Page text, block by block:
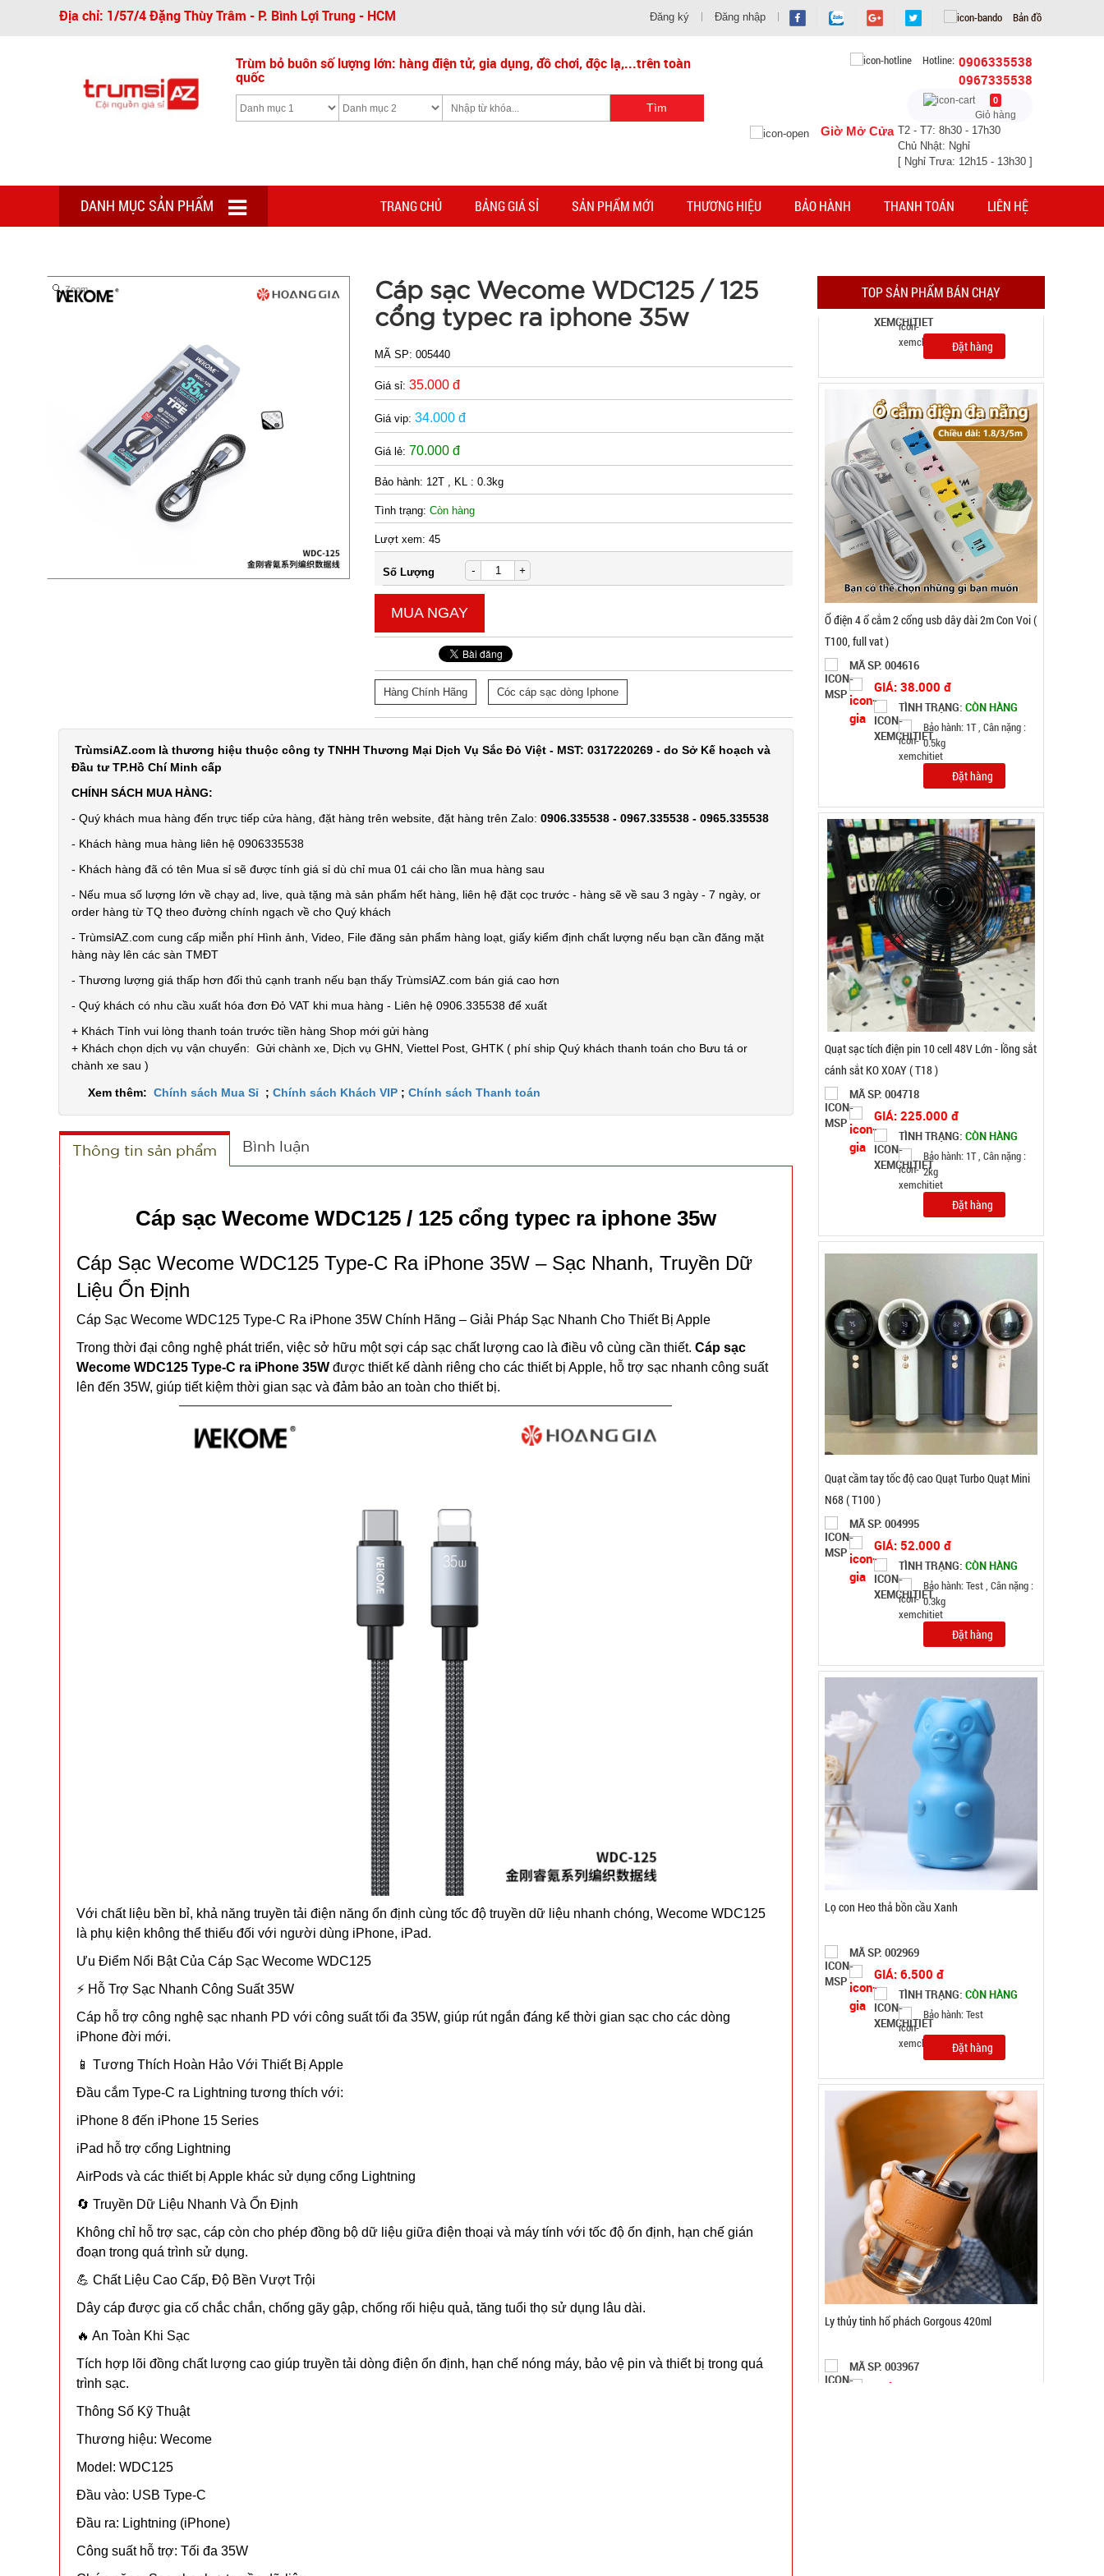
Địa chỉ: 1/57/4 Đặng Thùy Trâm - P. Bình Lợi Trung - HCM Bản đồ
Đăng ký Đăng nhập
Trùm bỏ buôn số lượng lớn: hàng điện tử, gia dụng, đồ chơi, độc lạ,...trên toàn
quốc
Hotline: 0906335538
0967335538
0
Giỏ hàng
Giờ Mở Cửa T2 - T7: 8h30 - 17h30
Chủ Nhật: Nghỉ
[ Nghỉ Trưa: 12h15 - 13h30 ]
DANH MỤC SẢN PHẨM TRANG CHỦ BẢNG GIÁ SỈ SẢN PHẨM MỚI THƯƠNG HIỆU BẢO HÀNH THANH TOÁN LIÊN HỆ
Zoom
Cáp sạc Wecome WDC125 / 125
cổng typec ra iphone 35w
MÃ SP:005440
Giá sỉ:35.000 đ
Giá vip:34.000 đ
Giá lẻ: 70.000 đ
Bảo hành: 12T , KL : 0.3kg
Tình trạng:Còn hàng
Lượt xem:45
Số Lượng - +
MUA NGAY
Hàng Chính Hãng Cóc cáp sạc dòng Iphone
TrùmsỉAZ.com là thương hiệu thuộc công ty TNHH Thương Mại Dịch Vụ Sắc Đỏ Việt - MST: 0317220269 - do Sở Kế hoạch và
Đầu tư TP.Hồ Chí Minh cấp
CHÍNH SÁCH MUA HÀNG:
- Quý khách mua hàng đến trực tiếp cửa hàng, đặt hàng trên website, đặt hàng trên Zalo: 0906.335538 - 0967.335538 - 0965.335538
- Khách hàng mua hàng liên hệ 0906335538
- Khách hàng đã có tên Mua sỉ sẽ được tính giá sỉ dù chỉ mua 01 cái cho lần mua hàng sau
- Nếu mua số lượng lớn về chạy ad, live, quà tặng mà sản phẩm hết hàng, liên hệ đặt cọc trước - hàng sẽ về sau 3 ngày - 7 ngày, or
order hàng từ TQ theo đường chính ngạch về cho Quý khách
- TrùmsỉAZ.com cung cấp miễn phí Hình ảnh, Video, File đăng sản phẩm hàng loạt, giấy kiểm định chất lượng nếu bạn cần đăng mặt
hàng này lên các sàn TMĐT
- Thương lượng giá thấp hơn đối thủ cạnh tranh nếu bạn thấy TrùmsỉAZ.com bán giá cao hơn
- Quý khách có nhu cầu xuất hóa đơn Đỏ VAT khi mua hàng - Liên hệ 0906.335538 để xuất
+ Khách Tỉnh vui lòng thanh toán trước tiền hàng Shop mới gửi hàng
+ Khách chọn dịch vụ vận chuyển: Gửi chành xe, Dịch vụ GHN, Viettel Post, GHTK ( phí ship Quý khách thanh toán cho Bưu tá or
chành xe sau )
Xem thêm: Chính sách Mua Sỉ ; Chính sách Khách VIP ; Chính sách Thanh toán
Thông tin sản phẩm Bình luận
Cáp sạc Wecome WDC125 / 125 cổng typec ra iphone 35w
Cáp Sạc Wecome WDC125 Type-C Ra iPhone 35W – Sạc Nhanh, Truyền Dữ
Liệu Ổn Định
Cáp Sạc Wecome WDC125 Type-C Ra iPhone 35W Chính Hãng – Giải Pháp Sạc Nhanh Cho Thiết Bị Apple
Trong thời đại công nghệ phát triển, việc sở hữu một sợi cáp sạc chất lượng cao là điều vô cùng cần thiết. Cáp sạc
Wecome WDC125 Type-C ra iPhone 35W được thiết kế dành riêng cho các thiết bị Apple, hỗ trợ sạc nhanh công suất
lên đến 35W, giúp tiết kiệm thời gian sạc và đảm bảo an toàn cho thiết bị.
Với chất liệu bền bỉ, khả năng truyền tải điện năng ổn định cùng tốc độ truyền dữ liệu nhanh chóng, Wecome WDC125
là phụ kiện không thể thiếu đối với người dùng iPhone, iPad.
Ưu Điểm Nổi Bật Của Cáp Sạc Wecome WDC125
⚡ Hỗ Trợ Sạc Nhanh Công Suất 35W
Cáp hỗ trợ công nghệ sạc nhanh PD với công suất tối đa 35W, giúp rút ngắn đáng kể thời gian sạc cho các dòng
iPhone đời mới.
📱 Tương Thích Hoàn Hảo Với Thiết Bị Apple
Đầu cắm Type-C ra Lightning tương thích với:
iPhone 8 đến iPhone 15 Series
iPad hỗ trợ cổng Lightning
AirPods và các thiết bị Apple khác sử dụng cổng Lightning
🔄 Truyền Dữ Liệu Nhanh Và Ổn Định
Không chỉ hỗ trợ sạc, cáp còn cho phép đồng bộ dữ liệu giữa điện thoại và máy tính với tốc độ ổn định, hạn chế gián
đoạn trong quá trình sử dụng.
💪 Chất Liệu Cao Cấp, Độ Bền Vượt Trội
Dây cáp được gia cố chắc chắn, chống gãy gập, chống rối hiệu quả, tăng tuổi thọ sử dụng lâu dài.
🔥 An Toàn Khi Sạc
Tích hợp lõi đồng chất lượng cao giúp truyền tải dòng điện ổn định, hạn chế nóng máy, bảo vệ pin và thiết bị trong quá
trình sạc.
Thông Số Kỹ Thuật
Thương hiệu: Wecome
Model: WDC125
Đầu vào: USB Type-C
Đầu ra: Lightning (iPhone)
Công suất hỗ trợ: Tối đa 35W
TOP SẢN PHẨM BÁN CHẠY
Ổ điện 4 ổ cắm 2 cổng usb dây dài 2m Con Voi (
T100, full vat )
GIÁ: 38.000 đ
TÌNH TRẠNG:CÒN HÀNG
Bảo hành: 1T , Cân nặng :
0.5kg
Đặt hàng
Quạt sạc tích điện pin 10 cell 48V Lớn - lồng sắt
cánh sắt KO XOAY ( T18 )
MÃ SP: 004718
GIÁ: 225.000 đ
TÌNH TRẠNG: CÒN HÀNG
Bảo hành: 1T , Cân nặng :
2kg
Đặt hàng
Quạt cầm tay tốc độ cao Quạt Turbo Quạt Mini
N68 ( T100 )
MÃ SP: 004995
GIÁ: 52.000 đ
TÌNH TRẠNG: CÒN HÀNG
Bảo hành: Test , Cân nặng :
0.3kg
Đặt hàng
Lọ con Heo thả bồn cầu Xanh
MÃ SP: 002969
GIÁ: 6.500 đ
TÌNH TRẠNG:CÒN HÀNG
Bảo hành: Test
Đặt hàng
Ly thủy tinh hổ phách Gorgous 420ml
MÃ SP: 003967
GIÁ: 11.900 đ
TÌNH TRẠNG: CÒN HÀNG
Bảo hành: Test, Cân nặng:
0,2kg
Đặt hàng
MÃ SP: 000867